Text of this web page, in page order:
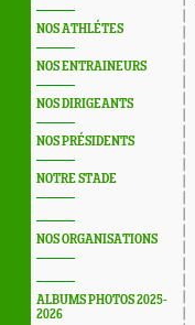
NOS ATHLÉTES
NOS ENTRAINEURS
NOS DIRIGEANTS
NOS PRÉSIDENTS
NOTRE STADE
NOS ORGANISATIONS
ALBUMS PHOTOS 2025-
2026